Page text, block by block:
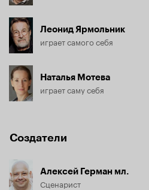
Леонид Ярмольник
играет самого себя
Наталья Мотева
играет саму себя
Создатели
Алексей Герман мл.
Сценарист